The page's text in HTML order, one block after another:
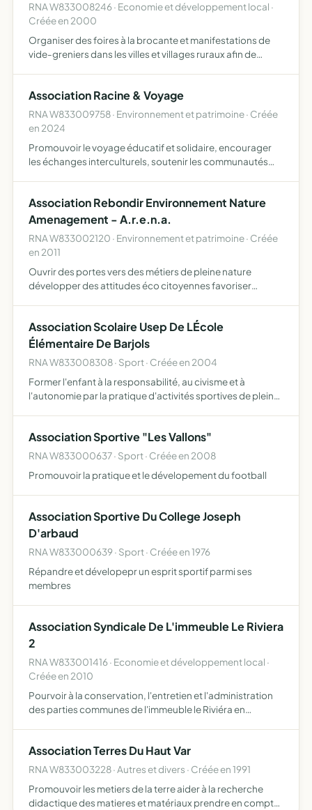
RNA W833008246 · Economie et développement local ·
Créée en 2000
Organiser des foires à la brocante et manifestations de
vide-greniers dans les villes et villages ruraux afin de
Association Racine & Voyage
RNA W833009758 · Environnement et patrimoine · Créée
en 2024
Promouvoir le voyage éducatif et solidaire, encourager
les échanges interculturels, soutenir les communautés
Association Rebondir Environnement Nature
Amenagement - A.r.e.n.a.
RNA W833002120 · Environnement et patrimoine · Créée
en 2011
Ouvrir des portes vers des métiers de pleine nature
développer des attitudes éco citoyennes favoriser
partici…
Association Scolaire Usep De LÉcole
Élémentaire De Barjols
RNA W833008308 · Sport · Créée en 2004
Former l'enfant à la responsabilité, au civisme et à
l'autonomie par la pratique d'activités sportives de plein
Association Sportive "Les Vallons"
RNA W833000637 · Sport · Créée en 2008
Promouvoir la pratique et le dévelopement du football
Association Sportive Du College Joseph
D'arbaud
RNA W833000639 · Sport · Créée en 1976
Répandre et dévelopepr un esprit sportif parmi ses
membres
Association Syndicale De L'immeuble Le Riviera
2
RNA W833001416 · Economie et développement local ·
Créée en 2010
Pourvoir à la conservation, l'entretien et l'administration
des parties communes de l'immeuble le Riviéra en
le paie…
Association Terres Du Haut Var
RNA W833003228 · Autres et divers · Créée en 1991
Promouvoir les metiers de la terre aider à la recherche
didactique des matieres et matériaux prendre en compte